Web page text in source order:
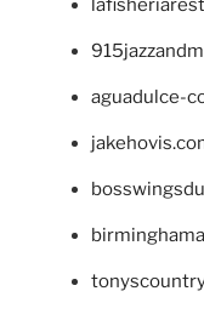
aguadulce-